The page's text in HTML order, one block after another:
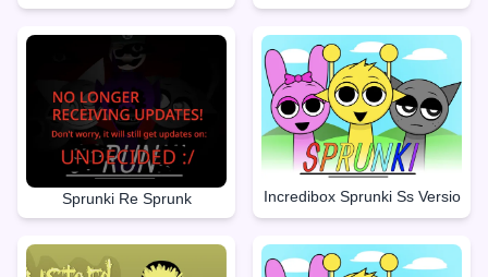
Sprunki Re Sprunk Incredibox Sprunki Ss Versio